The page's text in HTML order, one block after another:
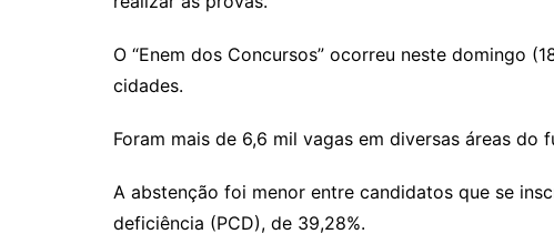
Li
n
k
A
p
m
n
Cl
s
sr
o
O “Enem dos Concursos” ocorreu neste domingo
cidades.
Foram mais de 6,6 mil vagas em diversas áreas do
A abstenção foi menor entre candidatos que se
deficiência (PCD), de 39,28%.